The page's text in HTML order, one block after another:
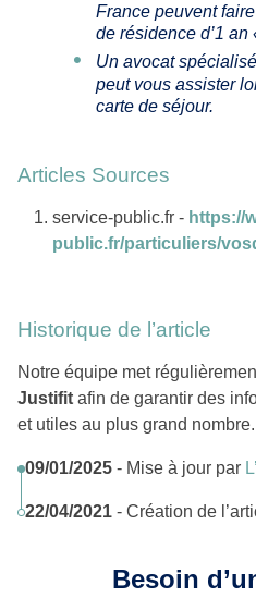
France peuvent
de résidence d’1 an
Un avocat
peut vous assister
carte de séjour.
Articles Sources
service-public.fr - https://
public.fr/particuliers/
Historique de l’article
Notre équipe met
Justifit afin de garantir des
et utiles au plus grand nombre.
09/01/2025 - Mise à jour par
22/04/2021 - Création de
Besoin